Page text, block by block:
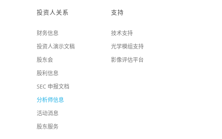
投资人关系
财务信息
投资人演示文稿
股东会
股利信息
SEC 申报文档
分析师信息
活动消息
股东服务
支持
技术支持
光学模组支持
影像评估平台